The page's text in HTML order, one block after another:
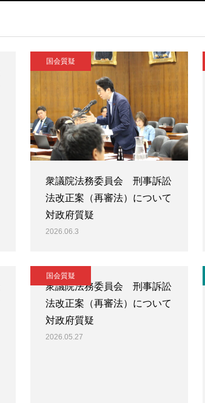
国会質疑
衆議院法務委員会 刑事訴訟
法改正案（再審法）について
対政府質疑
2026.06.3
国会質疑
衆議院法務委員会 刑事訴訟
法改正案（再審法）について
対政府質疑
2026.05.27